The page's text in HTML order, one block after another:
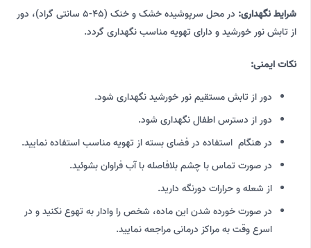
شرایط نگهداری:
در محل سرپوشیده خشک و خنک (45-5 سانتی گراد)، دور
از تابش نور خورشید و دارای تهویه مناسب نگهداری گردد.
نکات ایمنی:
دور از تابش مستقیم نور خورشید نگهداری شود.
دور از دسترس اطفال نگهداری شود.
در هنگام استفاده در فضای بسته از تهویه مناسب استفاده نمایید.
در صورت تماس با چشم بلافاصله با آب فراوان بشوئید.
از شعله و حرارات دورنگه دارید.
در صورت خورده شدن این ماده، شخص را وادار به تهوع نکنید و در
اسرع وقت به مراکز درمانی مراجعه نمایید.